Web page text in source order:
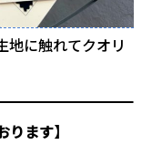
地に触れてクオリ
ります】